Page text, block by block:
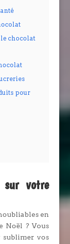
chocolat
pour
sur votre
en
Noël ? Vous
sublimer vos